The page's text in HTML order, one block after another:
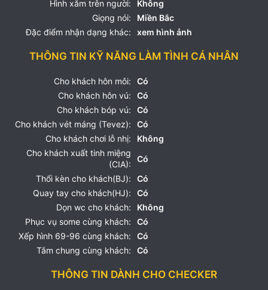
Hình xăm trên người:
Không
Giọng nói:
Miền Bắc
Đặc điểm nhận dạng khác:
xem hình ảnh
THÔNG TIN KỸ NĂNG LÀM TÌNH CÁ NHÂN
Cho khách hôn môi:
Có
Cho khách hôn vú:
Có
Cho khách bóp vú:
Có
Cho khách vét máng (Tevez):
Có
Cho khách chơi lỗ nhị:
Không
Cho khách xuất tinh miệng
(CIA):
Có
Thổi kèn cho khách(BJ):
Có
Quay tay cho khách(HJ):
Có
Dọn wc cho khách:
Không
Phục vụ some cùng khách:
Có
Xếp hình 69-96 cùng khách:
Có
Tắm chung cùng khách:
Có
THÔNG TIN DÀNH CHO CHECKER